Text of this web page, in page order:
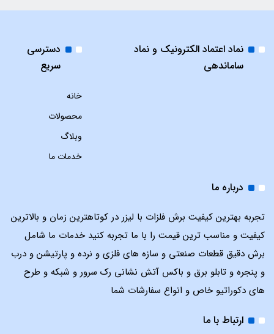
نماد اعتماد الکترونیک و نماد
ساماندهی
دسترسی
سریع
خانه
محصولات
وبلاگ
خدمات ما
درباره ما
تجربه بهترین کیفیت برش فلزات با لیزر در کوتاهترین زمان و بالاترین
کیفیت و مناسب ترین قیمت را با ما تجربه کنید خدمات ما شامل
برش دقیق قطعات صنعتی و سازه های فلزی و نرده و پارتیشن و درب
و پنجره و تابلو برق و باکس آتش نشانی رک سرور و شبکه و طرح
های دکوراتیو خاص و انواع سفارشات شما
ارتباط با ما